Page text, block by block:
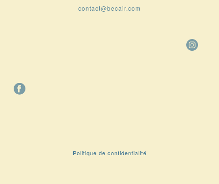
contact@becair.com
Politique de confidentialité